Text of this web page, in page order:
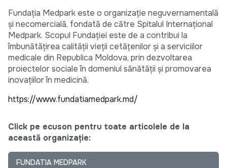
Fundația Medpark este o organizație neguvernamentală
și necomercială, fondată de către Spitalul Internațional
Medpark. Scopul Fundației este de a contribui la
îmbunătățirea calității vieții cetățenilor și a serviciilor
medicale din Republica Moldova, prin dezvoltarea
proiectelor sociale în domeniul sănătății și promovarea
inovațiilor în medicină.
https://www.fundatiamedpark.md/
Click pe ecuson pentru toate articolele de la
această organizație:
FUNDATIA MEDPARK